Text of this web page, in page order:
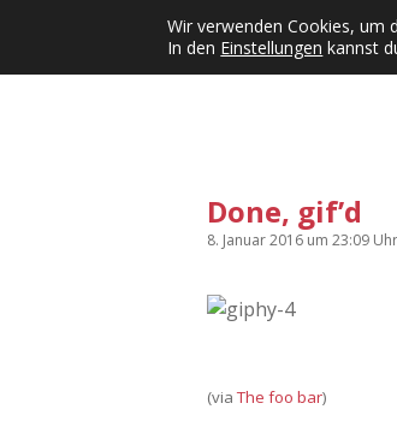
Kategorien Dropdown-
KFMW-
Done, gif’d
8. Januar 2016 um 23:09 Uhr
(viaThe foo bar)
Wir verwenden Cookies, um
In den Einstellungen kannst